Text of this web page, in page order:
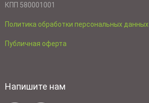
КПП 580001001
Политика обработки персональных данных
Публичная оферта
Напишите нам